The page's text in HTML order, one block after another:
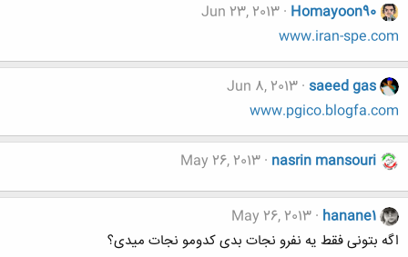
Homayoon90
Jun 23, 2013
www.iran-spe.com
saeed gas
Jun 8, 2013
www.pgico.blogfa.com
nasrin mansouri
May 26, 2013
hanane1
May 26, 2013
اگه بتونی فقط یه نفرو نجات بدی کدومو نجات میدی؟